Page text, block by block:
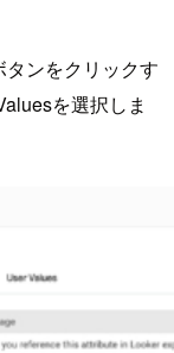
タンをクリックす
を選択しま